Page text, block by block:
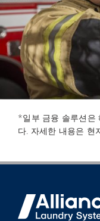
*일부 금융 솔루션은
다. 자세한 내용은 현